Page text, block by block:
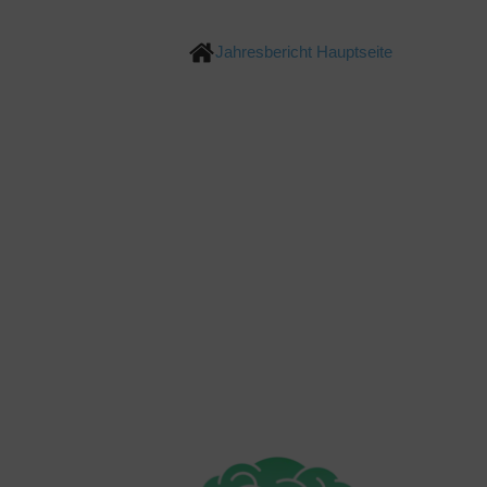
Jahresbericht Hauptseite